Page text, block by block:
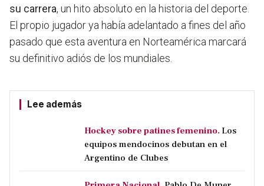
su carrera, un hito absoluto en la historia del deporte.
El propio jugador ya había adelantado a fines del año
pasado que esta aventura en Norteamérica marcará
su definitivo adiós de los mundiales.
Lee además
Hockey sobre patines femenino. Los
equipos mendocinos debutan en el
Argentino de Clubes